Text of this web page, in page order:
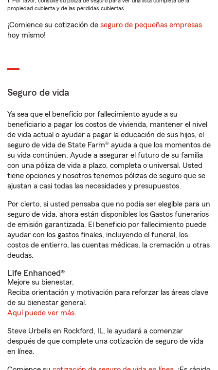
propiedad cubierta y de las pérdidas cubiertas.
¡Comience su cotización de seguro de pequeñas empresas
hoy mismo!
Seguro de vida
Ya sea que el beneficio por fallecimiento ayude a su
beneficiario a pagar los costos de vivienda, mantener el nivel
de vida actual o ayudar a pagar la educación de sus hijos, el
seguro de vida de State Farm® ayuda a que los momentos de
su vida continúen. Ayude a asegurar el futuro de su familia
con una póliza de vida a plazo, completa o universal. Usted
tiene opciones y nosotros tenemos pólizas de seguro que se
ajustan a casi todas las necesidades y presupuestos.
Por cierto, si usted pensaba que no podía ser elegible para un
seguro de vida, ahora están disponibles los Gastos funerarios
de emisión garantizada. El beneficio por fallecimiento puede
ayudar con los gastos finales, incluyendo el funeral, los
costos de entierro, las cuentas médicas, la cremación u otras
deudas.
Life Enhanced®
Mejore su bienestar.
Reciba orientación y motivación para reforzar las áreas clave
de su bienestar general.
Aquí puede ver más.
Steve Urbelis en Rockford, IL, le ayudará a comenzar
después de que complete una cotización de seguro de vida
en línea.